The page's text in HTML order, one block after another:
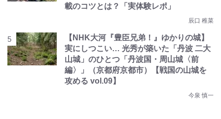
載のコツとは？「実体験レポ」
辰口 稚菜
【NHK大河『豊臣兄弟！』ゆかりの城】
実にしつこい… 光秀が築いた「丹波 二大
山城」のひとつ「丹波国・周山城〈前
編〉」（京都府京都市）【戦国の山城を
攻める vol.09】
今泉 慎一